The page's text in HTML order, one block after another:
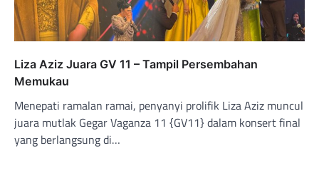
Liza Aziz Juara GV 11 – Tampil Persembahan
Memukau
Menepati ramalan ramai, penyanyi prolifik Liza Aziz muncul
juara mutlak Gegar Vaganza 11 {GV11} dalam konsert final
yang berlangsung di…